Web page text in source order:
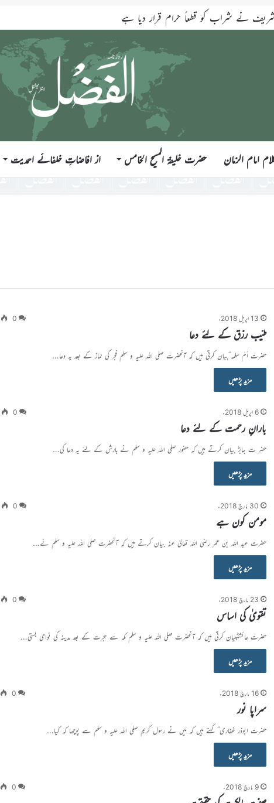
نے شراب کو قطعاً حرام قرار دیا ہے
امام الزمان حضرت خلیفۃ المسیح الخامس از افاضاتِ خلفائے احمدیت
13 اپریل 2018ء 0
طیّب رزق کے لئے دعا
حضرت اُمّ سلمہ ؓبیان کرتی ہیں کہ آنحضرت صلی اللہ علیہ و سلم فجر کی نماز کے بعد یہ دعا…
مزید پڑھیں
6 اپریل 2018ء 0
بارانِ رحمت کے لئے دعا
حضر ت جابرؓ بیان کرتے ہیں کہ حضور صلی اللہ علیہ و سلم نے بارش کے لئے یہ دعا کی…
مزید پڑھیں
30 مارچ 2018ء 0
مومن کون ہے
حضرت عبد اللہ بن عمر رضی اللہ تعالیٰ عنہ بیان کرتے ہیں کہ آنحضرت صلی اللہ علیہ و سلم نے…
مزید پڑھیں
23 مارچ 2018ء 0
تقویٰ کی اساس
حضرت عائشہؓبیان کرتی ہیں کہ آنحضرت صلی اللہ علیہ و سلم مکہ سے ہجرت کے بعد مدینہ کی نواحی بستی…
مزید پڑھیں
16 مارچ 2018ء 0
سراپا نور
حضرت ابوذر غفاری ؓ کہتے ہیں کہ مَیں نے رسول کریم صلی اللہ علیہ و سلم سے پوچھا کہ کیا…
مزید پڑھیں
9 مارچ 2018ء 0